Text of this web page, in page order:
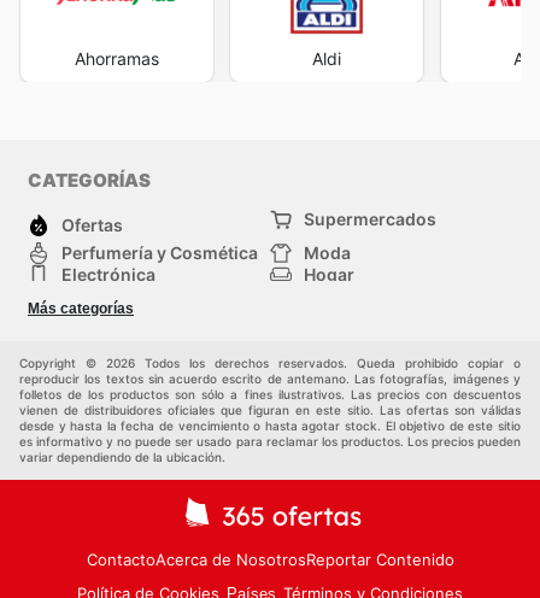
Ahorramas Aldi
CATEGORÍAS
Ofertas
Supermercados
Perfumería y Cosmética
Moda
Electrónica
Hogar
Deporte
Juguetes y bebés
Más categorías
Copyright © 2026 Todos los derechos reservados. Queda prohibido copiar o
reproducir los textos sin acuerdo escrito de antemano. Las fotografías, imágenes y
folletos de los productos son sólo a fines ilustrativos. Las precios con descuentos
vienen de distribuidores oficiales que figuran en este sitio. Las ofertas son válidas
desde y hasta la fecha de vencimiento o hasta agotar stock. El objetivo de este sitio
es informativo y no puede ser usado para reclamar los productos. Los precios pueden
variar dependiendo de la ubicación.
ContactoAcerca de NosotrosReportar Contenido
Política de Cookies Países Términos y Condiciones